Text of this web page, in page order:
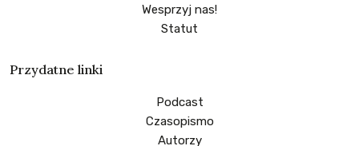
Wesprzyj nas!
Statut
Przydatne linki
Podcast
Czasopismo
Autorzy